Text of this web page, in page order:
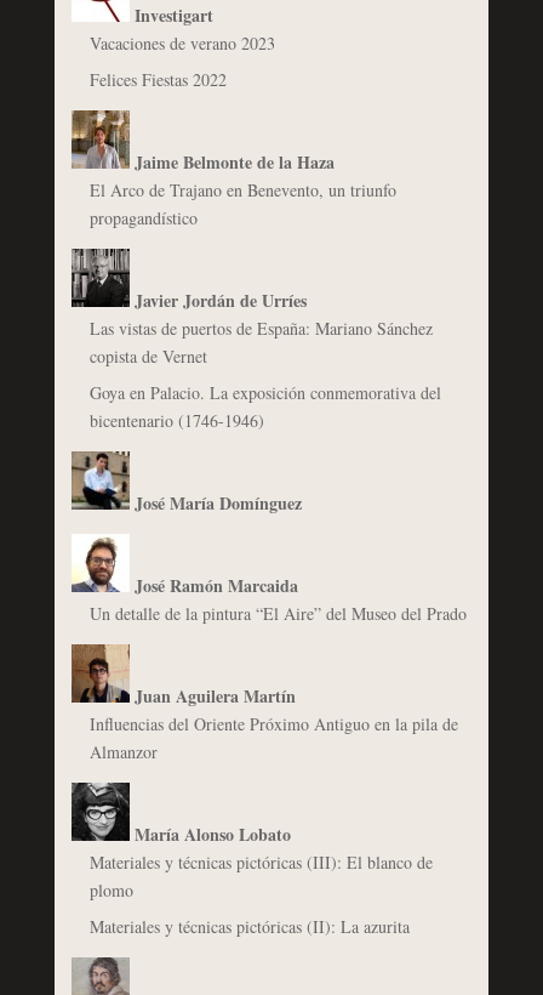
Investigart
Vacaciones de verano 2023
Felices Fiestas 2022
Jaime Belmonte de la Haza
El Arco de Trajano en Benevento, un triunfo
propagandístico
Javier Jordán de Urríes
Las vistas de puertos de España: Mariano Sánchez
copista de Vernet
Goya en Palacio. La exposición conmemorativa del
bicentenario (1746-1946)
José María Domínguez
José Ramón Marcaida
Un detalle de la pintura “El Aire” del Museo del Prado
Juan Aguilera Martín
Influencias del Oriente Próximo Antiguo en la pila de
Almanzor
María Alonso Lobato
Materiales y técnicas pictóricas (III): El blanco de
plomo
Materiales y técnicas pictóricas (II): La azurita